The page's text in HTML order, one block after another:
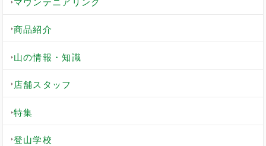
マウンテニアリング
商品紹介
山の情報・知識
店舗スタッフ
特集
登山学校